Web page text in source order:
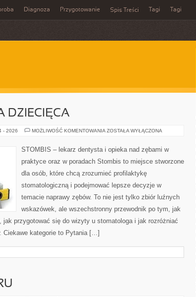
Diagnoza Przygotowanie Spis Treści Tagi Tagi
DZIECIĘCA
- 2026 MOŻLIWOŚĆ KOMENTOWANIA STOMATOLOGIA
ZOSTAŁA WYŁĄCZONA
STOMBIS – lekarz dentysta i opieka nad zębami w
praktyce oraz w poradach Stombis to miejsce stworzone
dla osób, które chcą zrozumieć profilaktykę
stomatologiczną i podejmować lepsze decyzje w
temacie naprawy zębów. To nie jest tylko zbiór luźnych
wskazówek, ale wszechstronny przewodnik po tym, jak
jak przygotować się do wizyty u stomatologa i jak rozróżniać
Ciekawe kategorie to Pytania […]